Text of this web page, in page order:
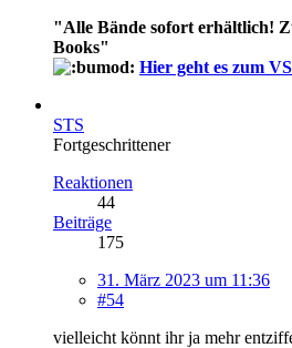
"Alle Bände sofort erhältlich!
Books"
Hier geht es zum
STS
Fortgeschrittener
Reaktionen
44
Beiträge
175
31. März 2023 um 11:36
#54
vielleicht könnt ihr ja mehr